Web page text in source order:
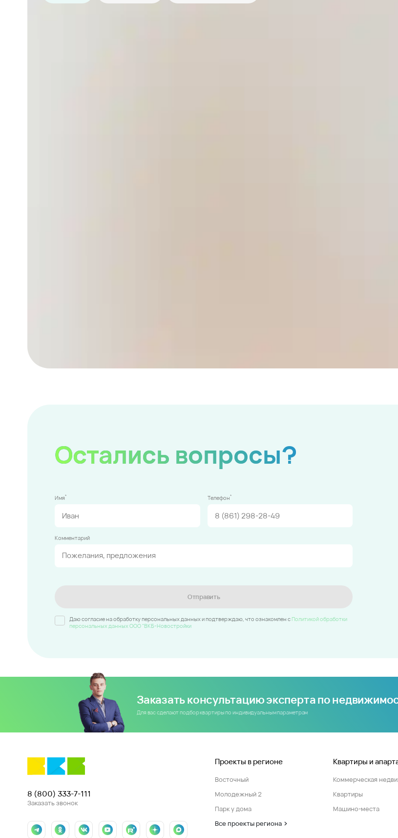
Остались вопросы?
Имя* Телефон*
Комментарий
Отправить
Даю согласие на обработку персональных данных и подтверждаю, что ознакомлен c Политикой обработки
персональных данных ООО "ВКБ-Новостройки
Заказать консультацию эксперта по
Для вас сделают подбор квартиры по индивидуальным параметрам
8 (800) 333-7-111
Заказать звонок
Проекты в регионе
Восточный
Молодежный 2
Парк у дома
Все проекты региона
Квартиры и
Коммерческая
Квартиры
Машино-места